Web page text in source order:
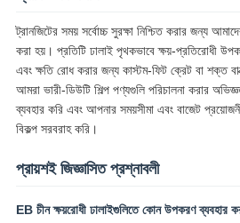
ট্রানজিটের সময় সর্বোচ্চ সুরক্ষা নিশ্চিত করার জন্য
করা হয়। প্রতিটি ঢালাই পৃথকভাবে ক্ষয়-প্রতিরোধী
এবং ক্ষতি রোধ করার জন্য কাস্টম-ফিট ক্রেট বা শক্ত
আমরা ভারী-ডিউটি ​​শিল্প পণ্যগুলি পরিচালনা করার
ব্যবহার করি এবং আপনার সময়সীমা এবং বাজেট
বিকল্প সরবরাহ করি।
প্রায়শই জিজ্ঞাসিত প্রশ্নাবলী
EB চীন ক্ষয়রোধী ঢালাইগুলিতে কোন উপকরণ ব্যবহার